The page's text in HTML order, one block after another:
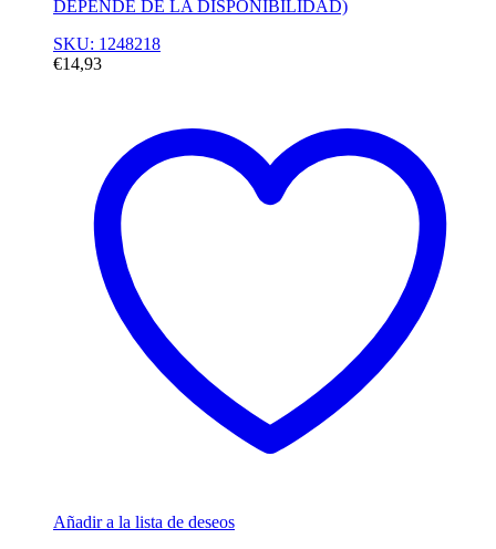
DEPENDE DE LA DISPONIBILIDAD)
SKU: 1248218
€14,93
Añadir a la lista de deseos